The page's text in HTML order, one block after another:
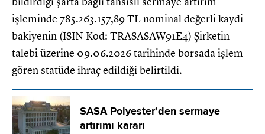
işleminde 785.263.157,89 TL nominal değerli kaydi
bakiyenin (ISIN Kod: TRASASAW91E4) Şirketin
talebi üzerine 09.06.2026 tarihinde borsada işlem
gören statüde ihraç edildiği belirtildi.
SASA Polyester’den sermaye
artırımı kararı